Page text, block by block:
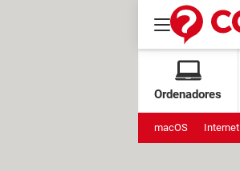
Ordenadores
macOS Internet